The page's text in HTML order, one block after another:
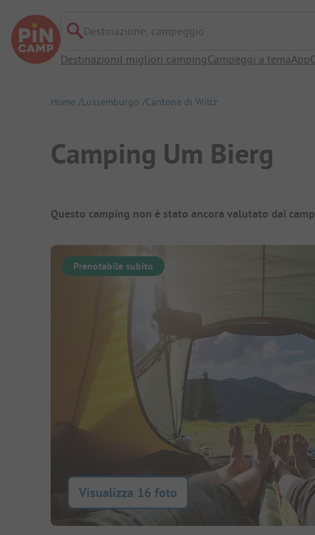
Destinazione, campeggio
DestinazioniI migliori campingCampeggi a temaApp
Home Lussemburgo Cantone di Wiltz
Camping Um Bierg
Panoramica del campeggio
Questo camping non è stato ancora valutato dai
Prenotabile subito
Visualizza 16 foto